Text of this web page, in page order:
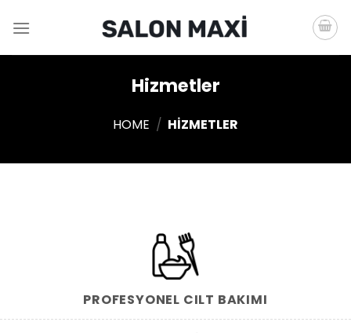
Hizmetler
HOME / HIZMETLER
PROFESYONEL CILT BAKIMI